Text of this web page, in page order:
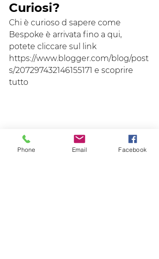
Curiosi?
Chi è curioso d sapere come
Bespoke è arrivata fino a qui,
potete cliccare sul link
https://www.blogger.com/blog/post
s/207297432146155171 e scoprire
tutto
Bespoke Education
Phone Email Facebook